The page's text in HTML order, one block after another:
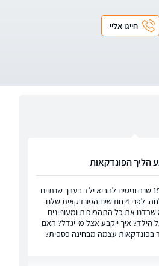
חייגו אליי
הליך הפונדקאות
שלום רב. אנחנו נשואים 15 שנה וניסינו להביא ילד בערך שנתיים
אחרי הי=חתונה בלי הצלחה. לפני 4 חודשים הפונדקאית שלנו
את כל התהפוכות ומעוניינים
איך ייקבע אצל מי יגדל? האם
בפונדקאות עצמה מבחינה כספית?